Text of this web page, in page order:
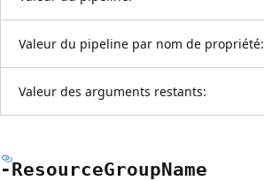
Valeur du pipeline par nom de propriété:
Valeur des arguments restants:
-ResourceGroupName